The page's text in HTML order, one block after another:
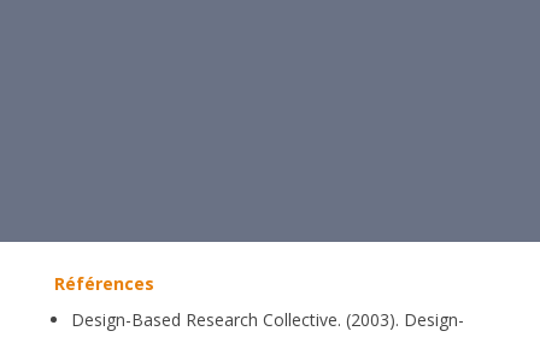
Références
Design-Based Research Collective. (2003). Design-